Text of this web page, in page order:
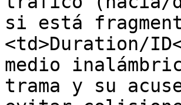
si está
<td>Duration/
medio
trama y su